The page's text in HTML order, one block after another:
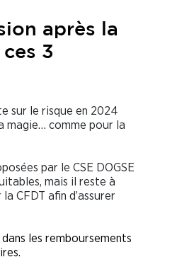
après la
3
sur le risque en 2024
magie… comme pour la
par le CSE DOGSE
mais il reste à
CFDT afin d’assurer
les remboursements